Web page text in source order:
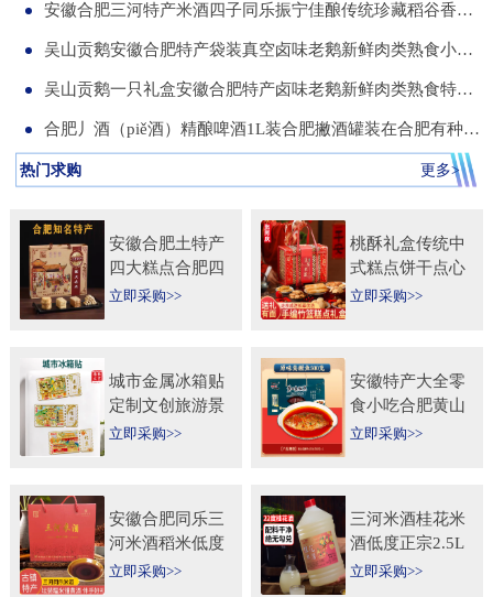
安徽合肥三河特产米酒四子同乐振宁佳酿传统珍藏稻谷香一箱两瓶
吴山贡鹅安徽合肥特产袋装真空卤味老鹅新鲜肉类熟食小吃包河发货
吴山贡鹅一只礼盒安徽合肥特产卤味老鹅新鲜肉类熟食特色小吃包邮
合肥丿酒（piě酒）精酿啤酒1L装合肥撇酒罐装在合肥有种局叫丿酒
热门求购 更多>
安徽合肥土特产
四大糕点合肥四
大名点礼盒零食
立即采购>>
桃酥礼盒传统中
式糕点饼干点心
特产食品伴手礼
立即采购>>
城市金属冰箱贴
定制文创旅游景
区纪念礼品定做
立即采购>>
安徽特产大全零
食小吃合肥黄山
烧饼糕点臭鳜鱼
立即采购>>
安徽合肥同乐三
河米酒稻米低度
甜黄酒坛装
立即采购>>
三河米酒桂花米
酒低度正宗2.5L
桶纯手工安徽糯
立即采购>>